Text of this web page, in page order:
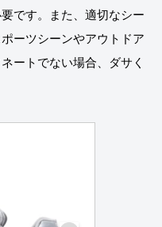
です。また、適切なシー
ーツシーンやアウトドア
ートでない場合、ダサく